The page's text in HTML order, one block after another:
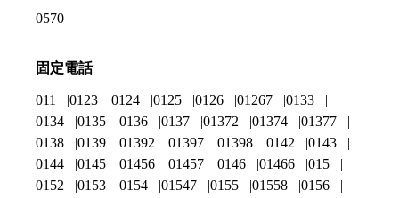
0570
固定電話
011 0123 0124 0125 0126 01267
0133
0134
0135 0136 0137 01372 01374
01377
0138
0139 01392 01397 01398 0142
0143
0144
0145 01456 01457 0146 01466
015
0152
0153 0154 01547 0155 01558
0156